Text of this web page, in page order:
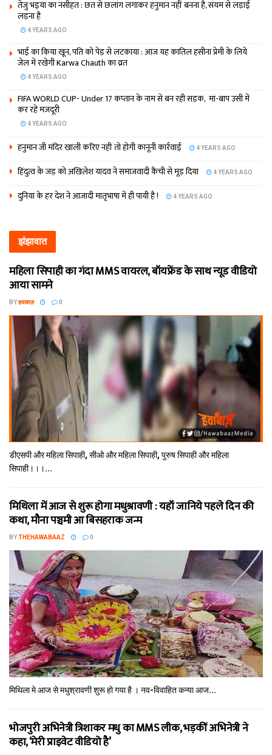
तेजु भइया का नसीहत : छत से छलांग लगाकर हनुमान नहीं बनना है, संयम से लड़ाई
लड़ना है
4 YEARS AGO
भाई का किया खून, पति को पेड़ से लटकाया : आज यह कातिल हसीना प्रेमी के लिये
जेल में रखेगी Karwa Chauth का व्रत
4 YEARS AGO
FIFA WORLD CUP- Under 17 कप्‍तान के नाम से बन रही सड़क, मां-बाप उसी में
कर रहे मजदूरी
4 YEARS AGO
हनुमान जी मंदिर खाली करिए नहीं तो होगी कानूनी कार्रवाई 4 YEARS AGO
हिंदुत्व के जड़ को अखिलेश यादव ने समाजवादी कैंची से मूड़ दिया 4 YEARS AGO
दुनिया के हर देश ने आजादी मातृभाषा में ही पायी है ! 4 YEARS AGO
झंझावात
महिला सिपाही का गंदा MMS वायरल, बॉयफ्रेंड के साथ न्यूड वीडियो
आया सामने
BYहवाबाज़ 0
डीएसपी और महिला सिपाही, सीओ और महिला सिपाही, पुरुष सिपाही और महिला
सिपाही।।।...
मिथि‍ला में आज से शुरू होगा मधुश्रावणी : यहॉं जानिये पहले दिन की
कथा, मौना पञ्चमी आ बिसहराक जन्म
BYTHEHAWABAAZ 0
मिथि‍ला मे आज से मधुश्रावणी शुरू हो गया है । नव-विवाहित कन्‍या आज...
भोजपुरी अभिनेत्री त्रिशाकर मधु का MMS लीक, भड़कीं अभिनेत्री ने
कहा, ‘मेरी प्राइवेट वीडियो है’